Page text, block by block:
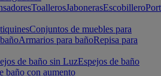
ToallerosJabonerasEscobillero
Conjuntos de muebles para
Armarios para bañoRepisa para
de baño sin LuzEspejos de baño
baño con aumento